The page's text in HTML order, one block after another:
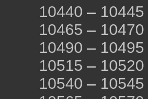
10440 – 10445
10465 – 10470
10490 – 10495
10515 – 10520
10540 – 10545